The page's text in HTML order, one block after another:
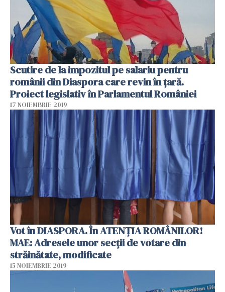
Scutire de la impozitul pe salariu pentru
românii din Diaspora care revin în țară.
Proiect legislativ în Parlamentul României
17 NOIEMBRIE 2019
Vot în DIASPORA. În ATENȚIA ROMÂNILOR!
MAE: Adresele unor secții de votare din
străinătate, modificate
15 NOIEMBRIE 2019